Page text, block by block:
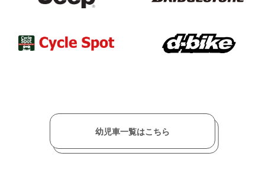
幼児車一覧はこちら